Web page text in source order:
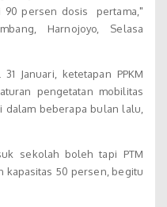
90 persen dosis pertama,"
Harnojoyo, Selasa
Januari, ketetapan PPKM
pengetatan mobilitas
dalam beberapa bulan lalu,
sekolah boleh tapi PTM
kapasitas 50 persen, begitu